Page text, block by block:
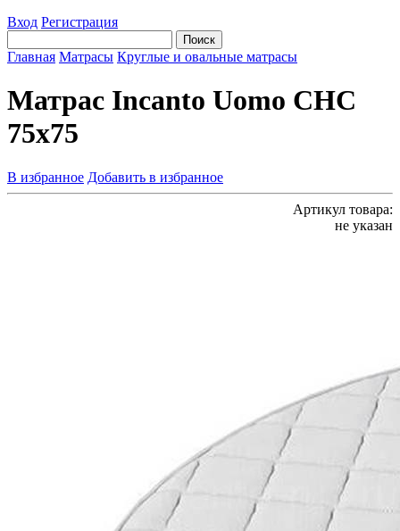
Вход Регистрация
Главная Матрасы Круглые и овальные матрасы
Матрас Incanto Uomo CНC
75х75
В избранное Добавить в избранное
Артикул товара:
не указан